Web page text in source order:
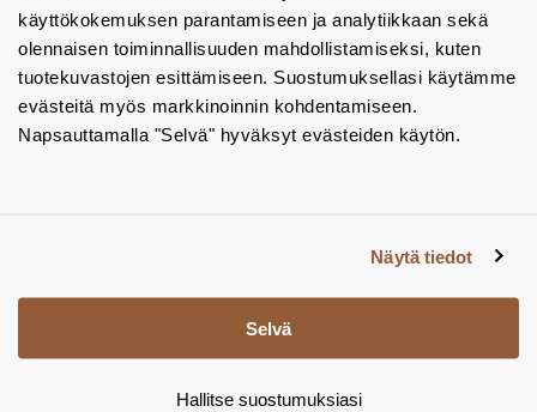
käyttökokemuksen parantamiseen ja analytiikkaan sekä
olennaisen toiminnallisuuden mahdollistamiseksi, kuten
tuotekuvastojen esittämiseen. Suostumuksellasi käytämme
evästeitä myös markkinoinnin kohdentamiseen.
Napsauttamalla "Selvä" hyväksyt evästeiden käytön.
Näytä tiedot
Selvä
Hallitse suostumuksiasi
BIM-objektit
Yhteystiedot
Tiedotteet